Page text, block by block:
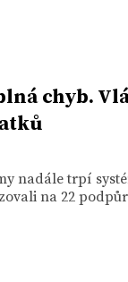
chyb.
nadále trpí
na 22